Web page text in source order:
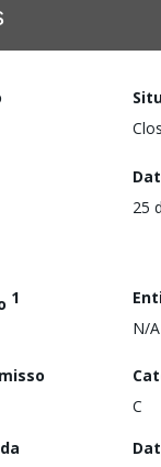
25
1
N/A
C